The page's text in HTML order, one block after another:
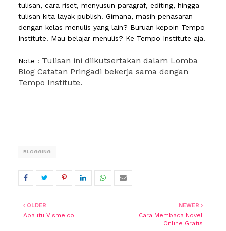
tulisan, cara riset, menyusun paragraf, editing, hingga
tulisan kita layak publish. Gimana, masih penasaran
dengan kelas menulis yang lain? Buruan kepoin Tempo
Institute! Mau belajar menulis? Ke Tempo Institute aja!
Note : Tulisan ini diikutsertakan dalam Lomba
Blog Catatan Pringadi bekerja sama dengan
Tempo Institute.
BLOGGING
NEWER
Cara Membaca Novel
Online Gratis
OLDER
Apa itu Visme.co